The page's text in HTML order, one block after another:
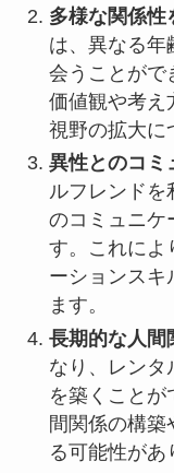
多様な関係性
は、異なる年
会うことがで
価値観や考え
視野の拡大に
異性とのコミ
ルフレンドを
のコミュニケ
す。これによ
ーションスキ
ます。
長期的な人間
なり、レンタ
を築くことが
間関係の構築
る可能性があ